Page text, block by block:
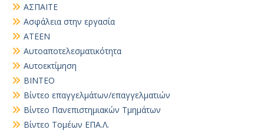
ΑΣΠΑΙΤΕ
Ασφάλεια στην εργασία
ΑΤΕΕΝ
Αυτοαποτελεσματικότητα
Αυτοεκτίμηση
ΒΙΝΤΕΟ
Βίντεο επαγγελμάτων/επαγγελματιών
Βίντεο Πανεπιστημιακών Τμημάτων
Βίντεο Τομέων ΕΠΑ.Λ.